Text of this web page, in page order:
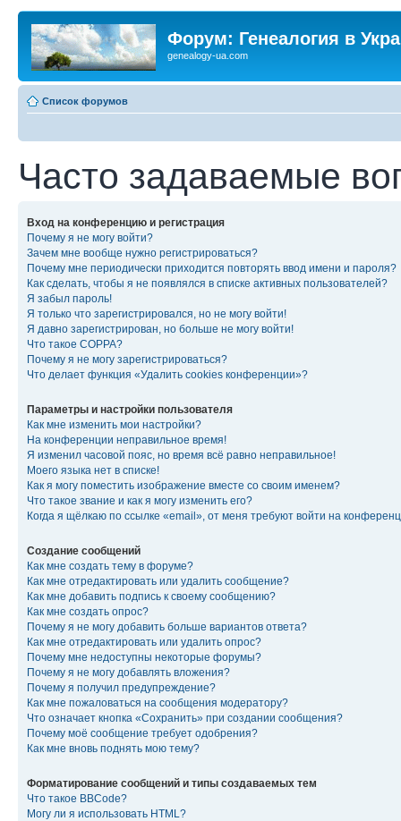
Форум: Генеалогия в
genealogy-ua.com
Список форумов
Часто задаваемые
Вход на конференцию и регистрация
Почему я не могу войти?
Зачем мне вообще нужно регистрироваться?
Почему мне периодически приходится повторять ввод имени и пароля?
Как сделать, чтобы я не появлялся в списке активных пользователей?
Я забыл пароль!
Я только что зарегистрировался, но не могу войти!
Я давно зарегистрирован, но больше не могу войти!
Что такое COPPA?
Почему я не могу зарегистрироваться?
Что делает функция «Удалить cookies конференции»?
Параметры и настройки пользователя
Как мне изменить мои настройки?
На конференции неправильное время!
Я изменил часовой пояс, но время всё равно неправильное!
Моего языка нет в списке!
Как я могу поместить изображение вместе со своим именем?
Что такое звание и как я могу изменить его?
Когда я щёлкаю по ссылке «email», от меня требуют войти на
Создание сообщений
Как мне создать тему в форуме?
Как мне отредактировать или удалить сообщение?
Как мне добавить подпись к своему сообщению?
Как мне создать опрос?
Почему я не могу добавить больше вариантов ответа?
Как мне отредактировать или удалить опрос?
Почему мне недоступны некоторые форумы?
Почему я не могу добавлять вложения?
Почему я получил предупреждение?
Как мне пожаловаться на сообщения модератору?
Что означает кнопка «Сохранить» при создании сообщения?
Почему моё сообщение требует одобрения?
Как мне вновь поднять мою тему?
Форматирование сообщений и типы создаваемых тем
Что такое BBCode?
Могу ли я использовать HTML?